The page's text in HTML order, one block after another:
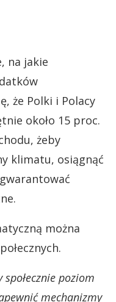
na jakie
że Polki i Polacy
około 15 proc.
żeby
klimatu, osiągnąć
można
poziom
mechanizmy